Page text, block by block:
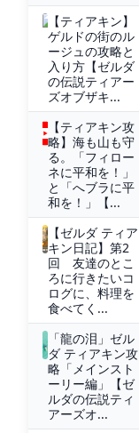
【ティアキン】
ゲルドの街のル
ージュの攻略と
入り方【ゼルダ
の伝説ティアー
ズオブザキ...
【ティアキン攻
略】海も山も守
る。「フィロー
ネに平和を！」
と「へブラに平
和を！」【...
【ゼルダ ティア
キン日記】第2
回 友達のとこ
ろに行きたいコ
ログに、料理を
食べてく...
「龍の泪」ゼル
ダ ティアキン攻
略「メインスト
ーリー編」【ゼ
ルダの伝説ティ
アーズオ...